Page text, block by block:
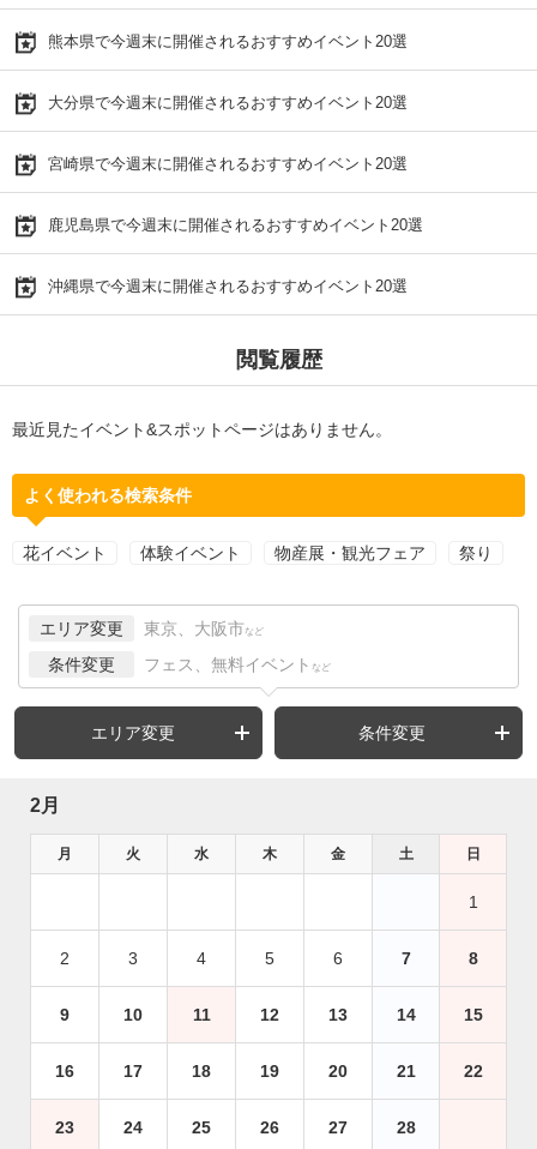
熊本県で今週末に開催されるおすすめイベント20選
大分県で今週末に開催されるおすすめイベント20選
宮崎県で今週末に開催されるおすすめイベント20選
鹿児島県で今週末に開催されるおすすめイベント20選
沖縄県で今週末に開催されるおすすめイベント20選
閲覧履歴
最近見たイベント&スポットページはありません。
よく使われる検索条件
花イベント 体験イベント 物産展・観光フェア 祭り
エリア変更 東京、大阪市 など
条件変更 フェス、無料イベント など
エリア変更 条件変更
2月
月 火 水 木 金 土 日
1
2 3 4 5 6 7 8
9 10 11 12 13 14 15
16 17 18 19 20 21 22
23 24 25 26 27 28